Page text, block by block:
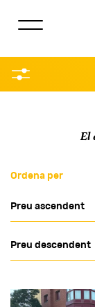
El
Ordena per
Preu ascendent
Preu descendent